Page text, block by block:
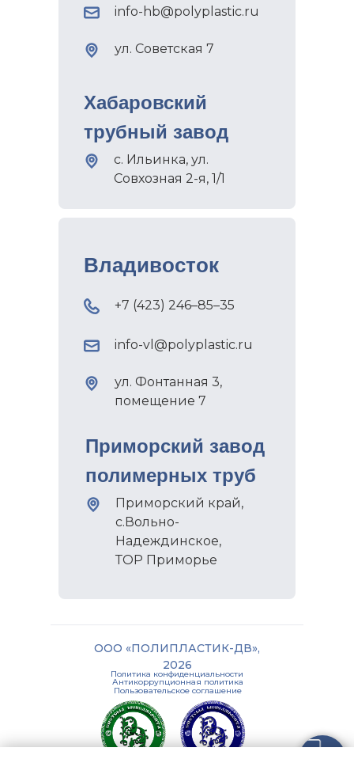
ул. Советская 7
info-hb@polyplastic.ru
Владивосток
ул. Фонтанная 3,
помещение 7
+7 (423) 246–85–35
info-vl@polyplastic.ru
Хабаровский
трубный завод
с. Ильинка, ул.
Совхозная 2-я, 1/1
Приморский завод
полимерных труб
Приморский край,
с.Вольно-
Надеждинское,
ТОР Приморье
ООО «ПОЛИПЛАСТИК-ДВ»,
2026
Политика конфиденциальности
Антикоррупционная политика
Пользовательское соглашение